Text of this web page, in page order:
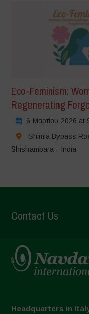
Eco-Feminism:
Regenerating
6 Μαρτίου 2026 at
Shimla Bypass
Shishambara - India
Contact Us
Headquarters in